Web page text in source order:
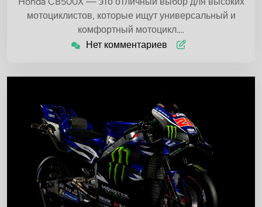
мотоциклистов, которые ищут универсальный и
комфортный мотоцикл.…
Нет комментариев